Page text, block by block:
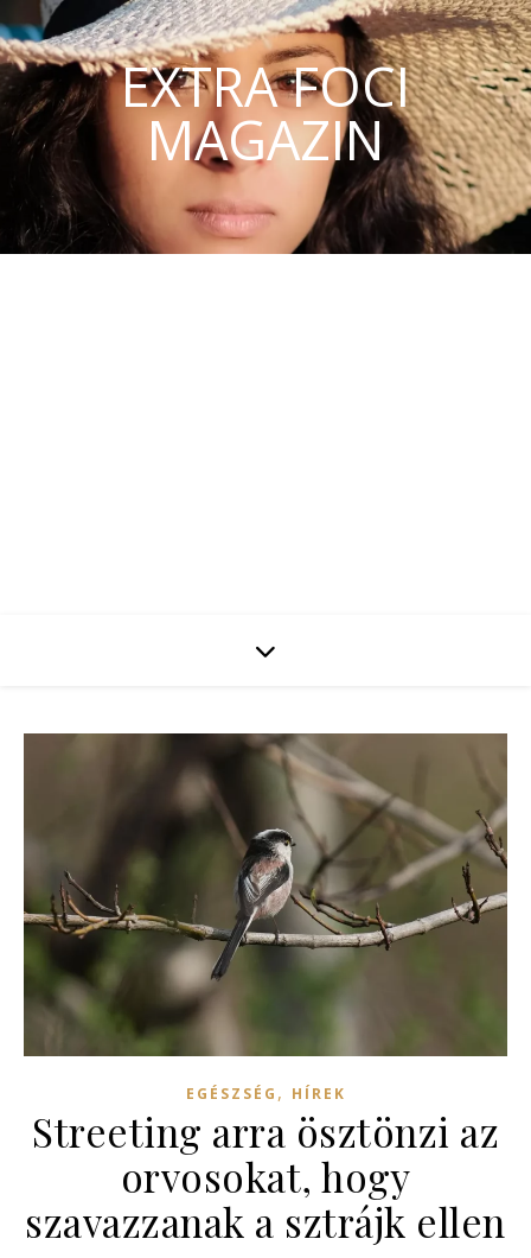
EXTRA FOCI
MAGAZIN
EGÉSZSÉG , HÍREK
Streeting arra ösztönzi az
orvosokat, hogy
szavazzanak a sztrájk ellen